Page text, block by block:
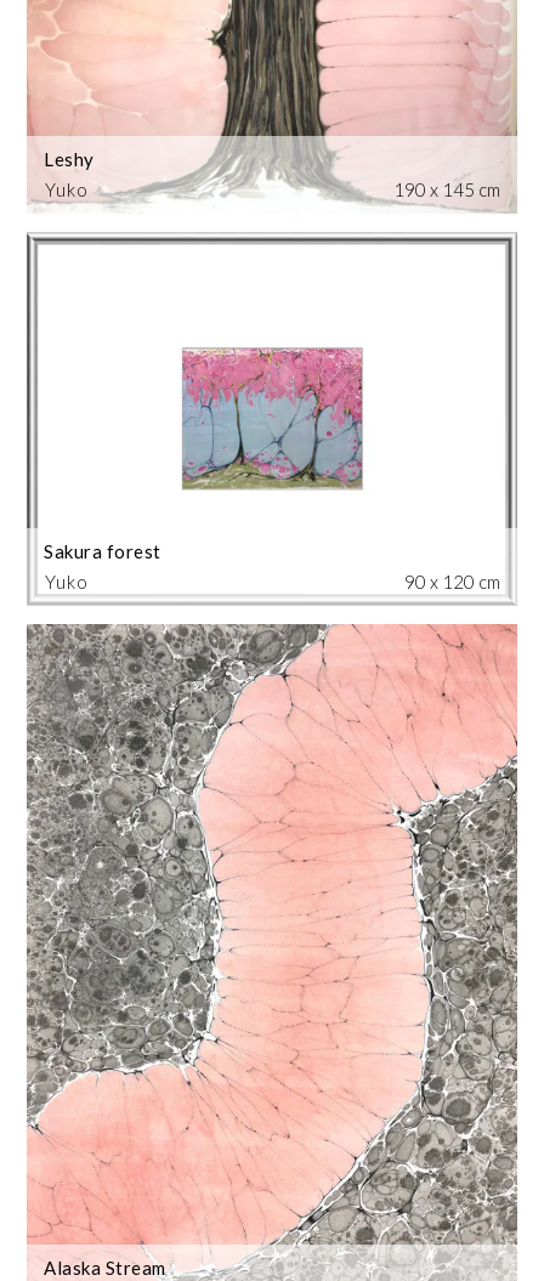
Yuko
Leshy
190 x 145 cm
Yuko
Sakura forest
90 x 120 cm
Alaska Stream